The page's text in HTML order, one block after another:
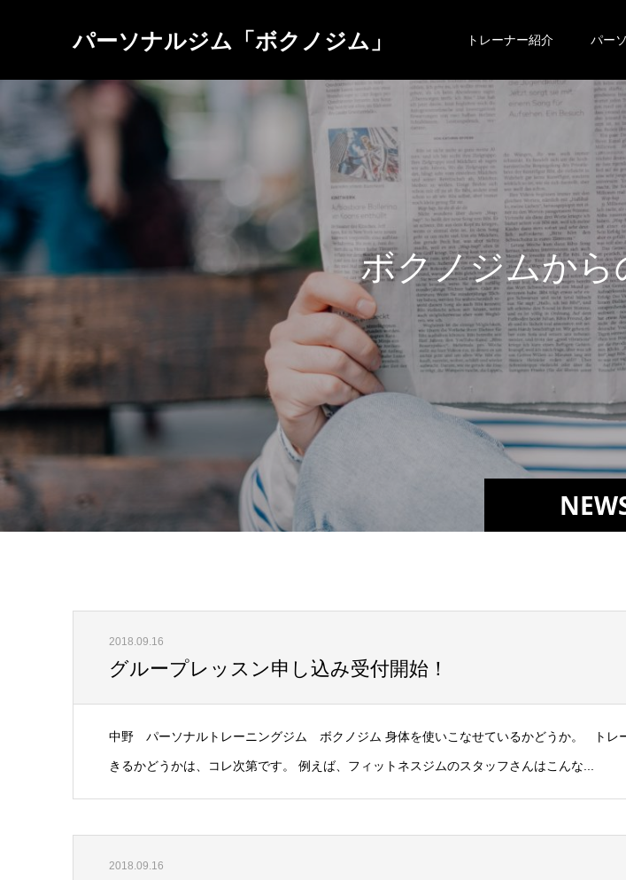
パーソナルジム「ボクノジム」 トレーナー紹介 パー
ボクノジムから
2018.09.16
グループレッスン申し込み受付開始！
中野 パーソナルトレーニングジム ボクノジム 身体を使いこなせているかどうか。 トレ
きるかどうかは、コレ次第です。 例えば、フィットネスジムのスタッフさんはこんな...
2018.09.16